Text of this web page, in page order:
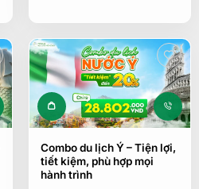
Combo du lịch Ý – Tiện lợi,
tiết kiệm, phù hợp mọi
hành trình